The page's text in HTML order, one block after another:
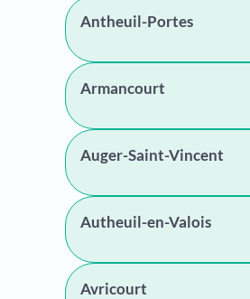
Antheuil-Portes
Armancourt
Auger-Saint-Vincent
Autheuil-en-Valois
Avricourt